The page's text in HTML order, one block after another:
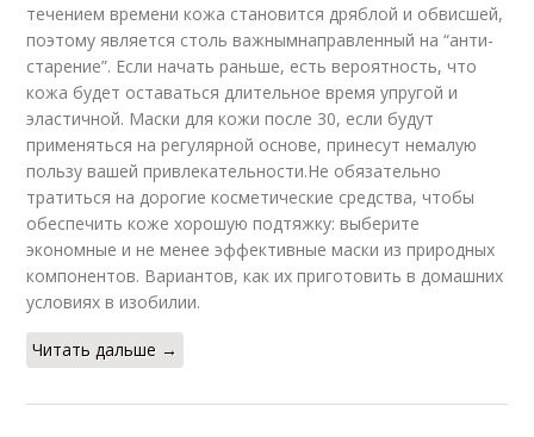
течением времени кожа становится дряблой и обвисшей,
поэтому является столь важнымнаправленный на “анти-
старение”. Если начать раньше, есть вероятность, что
кожа будет оставаться длительное время упругой и
эластичной. Маски для кожи после 30, если будут
применяться на регулярной основе, принесут немалую
пользу вашей привлекательности.Не обязательно
тратиться на дорогие косметические средства, чтобы
обеспечить коже хорошую подтяжку: выберите
экономные и не менее эффективные маски из природных
компонентов. Вариантов, как их приготовить в домашних
условиях в изобилии.
Читать дальше →